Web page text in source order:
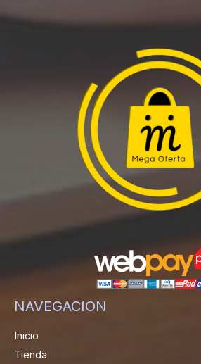
NAVEGACION
Inicio
Tienda